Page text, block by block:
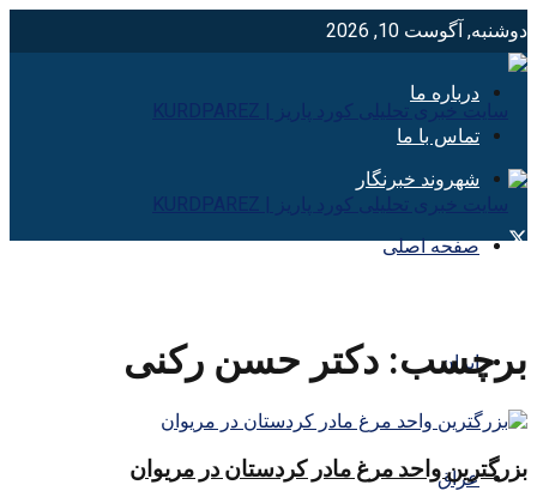
دوشنبه, آگوست 10, 2026
درباره ما
تماس با ما
شهروند خبرنگار
صفحه اصلی
ایران
عراق
برچسب: دکتر حسن رکنی
بزرگترین واحد مرغ مادر کردستان در مریوان